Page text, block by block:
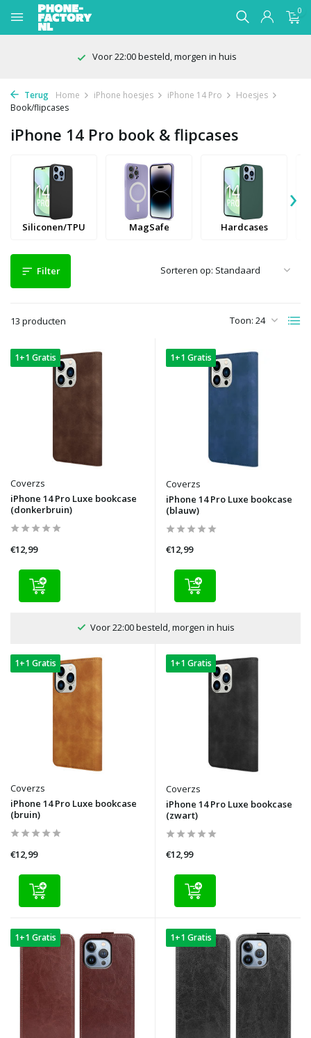
0
Voor 22:00 besteld, morgen in huis
Terug Home iPhone hoesjes iPhone 14 Pro
Hoesjes
Book/flipcases
iPhone 14 Pro book & flipcases
Siliconen/TPU MagSafe Hardcases
›
Filter
13 producten Toon:
Sorteren op:
1+1 Gratis
Coverzs
iPhone 14 Pro Luxe bookcase
(donkerbruin)
€12,99
1+1 Gratis
Coverzs
iPhone 14 Pro Luxe bookcase
(blauw)
€12,99
Voor 22:00 besteld, morgen in huis
1+1 Gratis
Coverzs
iPhone 14 Pro Luxe bookcase
(bruin)
€12,99
1+1 Gratis
Coverzs
iPhone 14 Pro Luxe bookcase
(zwart)
€12,99
1+1 Gratis 1+1 Gratis